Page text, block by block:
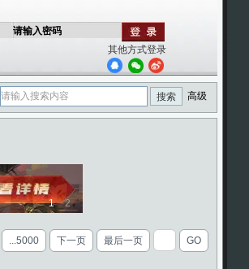
请输入密码
其他方式登录
搜索 高级
1 2
...5000 下一页 最后一页 GO